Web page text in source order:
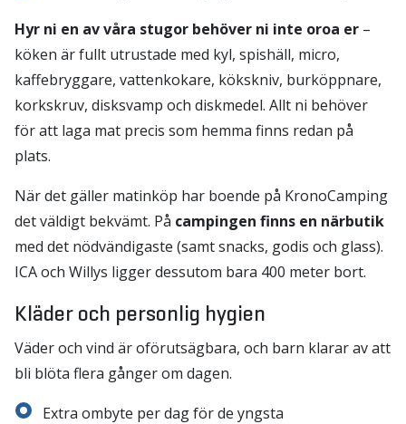
Hyr ni en av våra stugor behöver ni inte oroa er –
köken är fullt utrustade med kyl, spishäll, micro,
kaffebryggare, vattenkokare, kökskniv, burköppnare,
korkskruv, disksvamp och diskmedel. Allt ni behöver
för att laga mat precis som hemma finns redan på
plats.
När det gäller matinköp har boende på KronoCamping
det väldigt bekvämt. På campingen finns en närbutik
med det nödvändigaste (samt snacks, godis och glass).
ICA och Willys ligger dessutom bara 400 meter bort.
Kläder och personlig hygien
Väder och vind är oförutsägbara, och barn klarar av att
bli blöta flera gånger om dagen.
Extra ombyte per dag för de yngsta